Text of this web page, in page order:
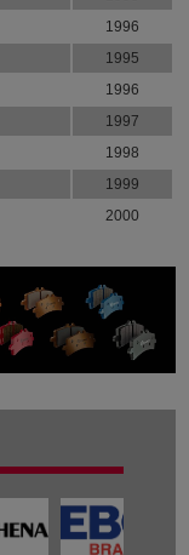
1996
1995
1996
1997
1998
1999
2000